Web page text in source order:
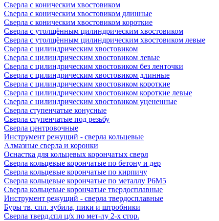
Сверла с коническим хвостовиком
Сверла с коническим хвостовиком длинные
Сверла с коническим хвостовиком короткие
Сверла с утолщённым цилиндрическим хвостовиком
Сверла с утолщённым цилиндрическим хвостовиком левые
Сверла с цилиндрическим хвостовиком
Сверла с цилиндрическим хвостовиком левые
Сверла с цилиндрическим хвостовиком без ленточки
Сверла с цилиндрическим хвостовиком длинные
Сверла с цилиндрическим хвостовиком короткие
Сверла с цилиндрическим хвостовиком короткие левые
Сверла с цилиндрическим хвостовиком уцененные
Сверла ступенчатые конусные
Сверла ступенчатые под резьбу
Сверла центровочные
Инструмент режущий - сверла кольцевые
Алмазные сверла и коронки
Оснастка для кольцевых корончатых сверл
Сверла кольцевые корончатые по бетону и дер
Сверла кольцевые корончатые по кирпичу
Сверла кольцевые корончатые по металлу Р6М5
Сверла кольцевые корончатые твердосплавные
Инструмент режущий - сверла твердосплавные
Буры тв. спл. зубила, пики и штробники
Сверла тверд.спл ц/х по мет-лу 2-х стор.